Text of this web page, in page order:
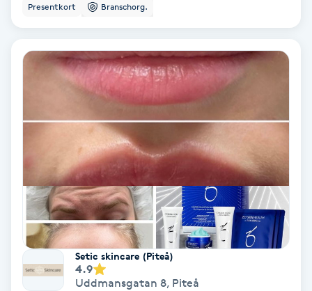
Fransförlängning Volym
Fransk manikyr
Fransrengöring
Frekvensterapi
Friskvård
Friskvårdsmassage
Frisör
Funktionsanalys
Presentkort Branschorg.
Setic skincare (Piteå)
4.9
Uddmansgatan 8, Piteå